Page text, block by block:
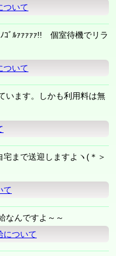
ついて
ｺﾞﾙｧｧｧｧｧ!! 個室待機でリラ
ついて
います。しかも利用料は無
まで送迎しますよヽ(＊＞
て
なんですよ～～
について